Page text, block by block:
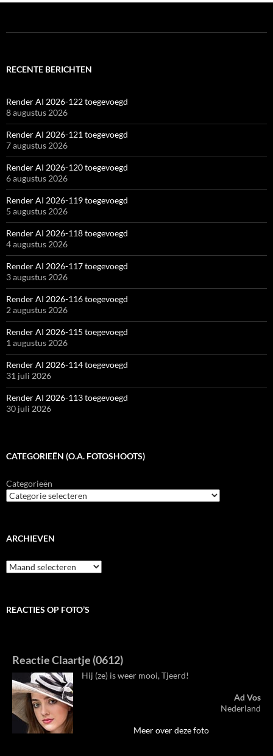
RECENTE BERICHTEN
Render AI 2026-122 toegevoegd
8 augustus 2026
Render AI 2026-121 toegevoegd
7 augustus 2026
Render AI 2026-120 toegevoegd
6 augustus 2026
Render AI 2026-119 toegevoegd
5 augustus 2026
Render AI 2026-118 toegevoegd
4 augustus 2026
Render AI 2026-117 toegevoegd
3 augustus 2026
Render AI 2026-116 toegevoegd
2 augustus 2026
Render AI 2026-115 toegevoegd
1 augustus 2026
Render AI 2026-114 toegevoegd
31 juli 2026
Render AI 2026-113 toegevoegd
30 juli 2026
CATEGORIEËN (O.A. FOTOSHOOTS)
Categorieën
ARCHIEVEN
Archieven
REACTIES OP FOTO’S
Reactie Claartje (0612)
Hij (ze) is weer mooi, Tjeerd!
Ad Vos
Nederland
Meer over deze foto